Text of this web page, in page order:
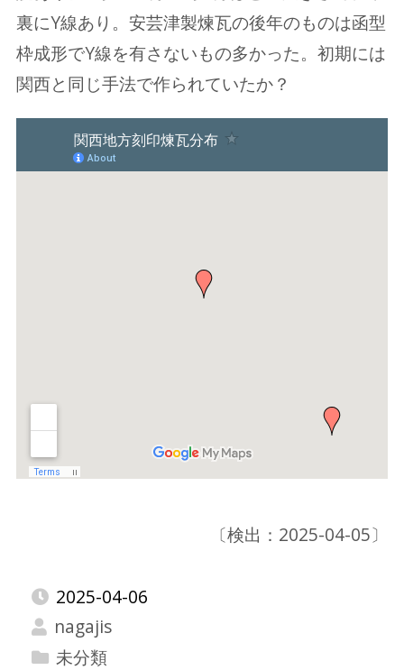
裏にY線あり。安芸津製煉瓦の後年のものは函型
枠成形でY線を有さないもの多かった。初期には
関西と同じ手法で作られていたか？
〔検出：2025-04-05〕
2025-04-06
nagajis
未分類